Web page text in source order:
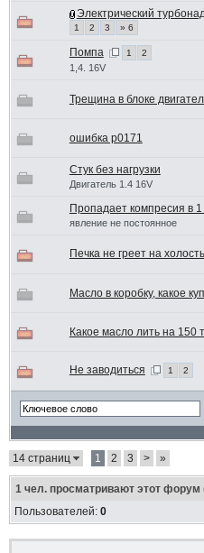
Электрический
1 2 3 » 6
Помпа 1 2
1,4. 16V
Трещина в блоке
ошибка р0171
Стук без нагрузки
Двигатель 1.4 16V
Пропадает компресия в
явление не постоянное
Печка не греет на
Масло в коробку, какое
Какое масло лить на 150
Не заводиться 1 2
14 страниц 1 2 3 > »
1чел. просматривают этот форум
Пользователей: 0